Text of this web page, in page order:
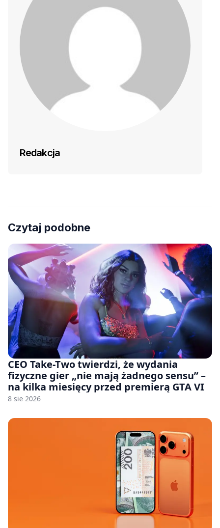
Redakcja
Czytaj podobne
CEO Take-Two twierdzi, że wydania
fizyczne gier „nie mają żadnego sensu” –
na kilka miesięcy przed premierą GTA VI
8 sie 2026